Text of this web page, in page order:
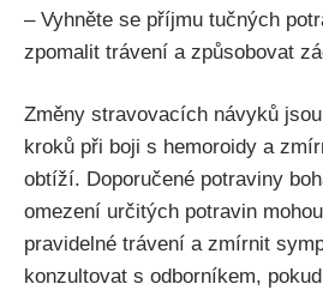
– ⁣Vyhněte se příjmu tučných
zpomalit trávení a způsobovat
Změny ​stravovacích ⁤návyků
kroků při boji ⁤s hemoroidy⁣ a
obtíží. Doporučené‌ potraviny
omezení určitých potravin
pravidelné trávení a zmírnit
konzultovat s ‍odborníkem,